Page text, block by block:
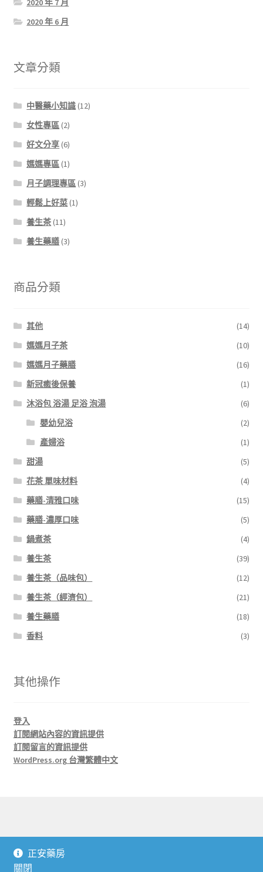
2020 年 7 月
2020 年 6 月
文章分類
中醫藥小知識 (12)
女性專區 (2)
好文分享 (6)
媽媽專區 (1)
月子調理專區 (3)
輕鬆上好菜 (1)
養生茶 (11)
養生藥膳 (3)
商品分類
其他
(14)
媽媽月子茶
(10)
媽媽月子藥膳
(16)
新冠癒後保養
(1)
沐浴包 浴湯 足浴 泡湯
(6)
嬰幼兒浴
(2)
產婦浴
(1)
甜湯
(5)
花茶 單味材料
(4)
藥膳-清雅口味
(15)
藥膳-濃厚口味
(5)
鍋煮茶
(4)
養生茶
(39)
養生茶（品味包）
(12)
養生茶（經濟包）
(21)
養生藥膳
(18)
香料
(3)
其他操作
登入
訂閱網站內容的資訊提供
訂閱留言的資訊提供
WordPress.org 台灣繁體中文
本站採用 Storefront 及 WooCommerce 建置
正安藥房
關閉